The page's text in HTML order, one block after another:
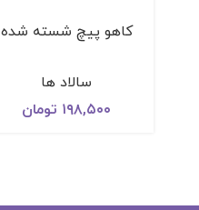
كاهو پيچ شسته شده
سالاد ها
۱۹۸,۵۰۰ تومان